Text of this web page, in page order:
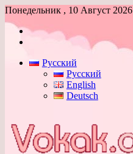
Понедельник , 10 Август 2026
Войти
Русский
Русский
English
Deutsch